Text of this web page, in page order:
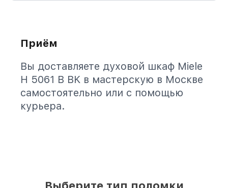
Приём
Вы доставляете духовой шкаф Miele
H 5061 B BK в мастерскую в Москве
самостоятельно или с помощью
курьера.